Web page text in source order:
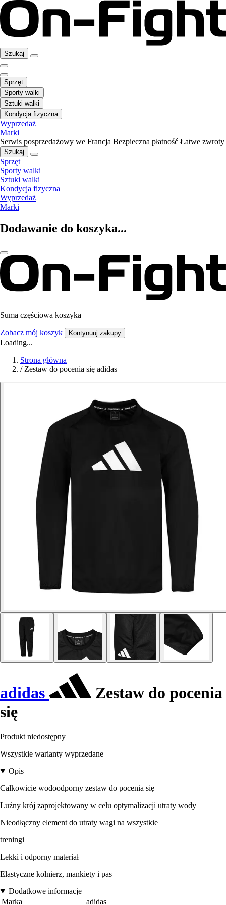
Szukaj
Sprzęt
Sporty walki
Sztuki walki
Kondycja fizyczna
Wyprzedaż
Marki
Serwis posprzedażowy we Francja Bezpieczna płatność Łatwe zwroty
Szukaj
Sprzęt
Sporty walki
Sztuki walki
Kondycja fizyczna
Wyprzedaż
Marki
Dodawanie do koszyka...
Suma częściowa koszyka
Zobacz mój koszyk Kontynuuj zakupy
Loading...
Strona główna
/ Zestaw do pocenia się adidas
adidas
Zestaw do pocenia
się
Produkt niedostępny
Wszystkie warianty wyprzedane
Opis
Całkowicie wodoodporny zestaw do pocenia się
Luźny krój zaprojektowany w celu optymalizacji utraty wody
Nieodłączny element do utraty wagi na wszystkie
treningi
Lekki i odporny materiał
Elastyczne kołnierz, mankiety i pas
Dodatkowe informacje
Marka
adidas